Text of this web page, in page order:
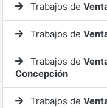
Trabajos de
Trabajos de
Trabajos de
Concepción
Trabajos de